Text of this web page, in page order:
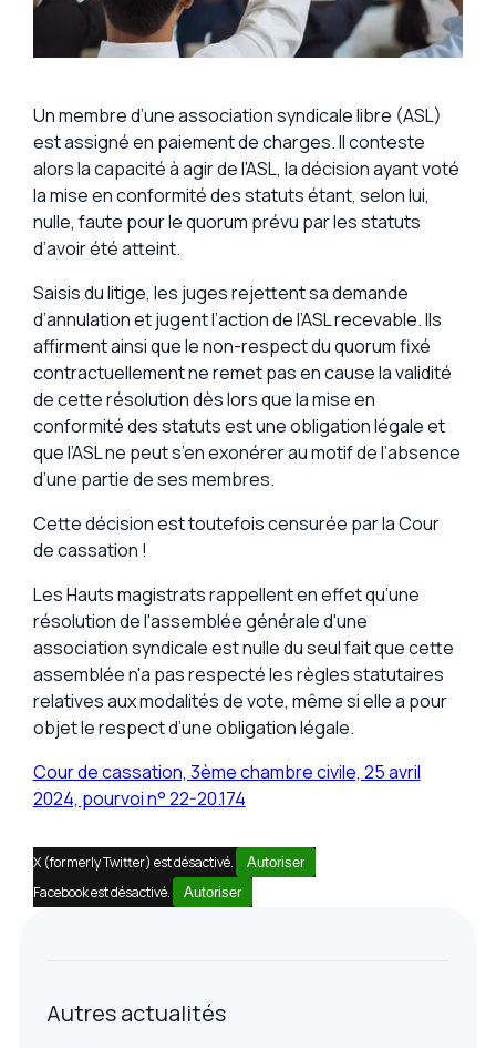
Un membre d’une association syndicale libre (ASL)
est assigné en paiement de charges. Il conteste
alors la capacité à agir de l'ASL, la décision ayant voté
la mise en conformité des statuts étant, selon lui,
nulle, faute pour le quorum prévu par les statuts
d’avoir été atteint.
Saisis du litige, les juges rejettent sa demande
d’annulation et jugent l’action de l’ASL recevable. Ils
affirment ainsi que le non-respect du quorum fixé
contractuellement ne remet pas en cause la validité
de cette résolution dès lors que la mise en
conformité des statuts est une obligation légale et
que l’ASL ne peut s’en exonérer au motif de l’absence
d’une partie de ses membres.
Cette décision est toutefois censurée par la Cour
de cassation !
Les Hauts magistrats rappellent en effet qu’une
résolution de l'assemblée générale d'une
association syndicale est nulle du seul fait que cette
assemblée n'a pas respecté les règles statutaires
relatives aux modalités de vote, même si elle a pour
objet le respect d’une obligation légale.
Cour de cassation, 3ème chambre civile, 25 avril
2024, pourvoi n° 22-20.174
X (formerly Twitter) est désactivé. Autoriser
Facebook est désactivé. Autoriser
Autres actualités